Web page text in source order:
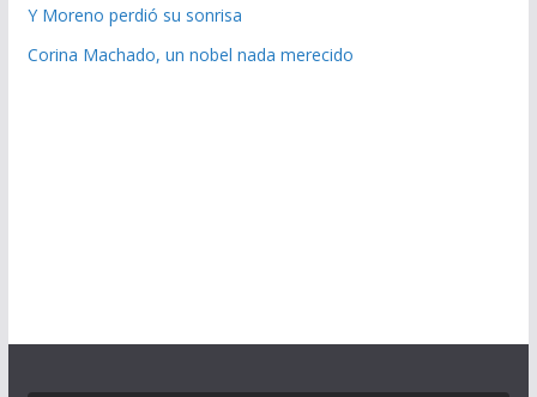
Y Moreno perdió su sonrisa
Corina Machado, un nobel nada merecido